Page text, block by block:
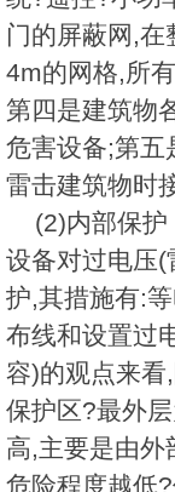
门的屏蔽网,
4m的网格,所
第四是建筑物
危害设备;第五
雷击建筑物时
(2)内部保护
设备对过电压(
护,其措施有:
布线和设置过
容)的观点来看
保护区?最外
高,主要是由外
危险程度越低